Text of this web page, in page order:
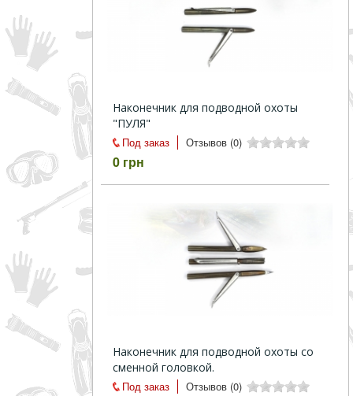
Наконечник для подводной охоты
"ПУЛЯ"
Под заказ
Отзывов (0)
0 грн
Наконечник для подводной охоты со
сменной головкой.
Под заказ
Отзывов (0)